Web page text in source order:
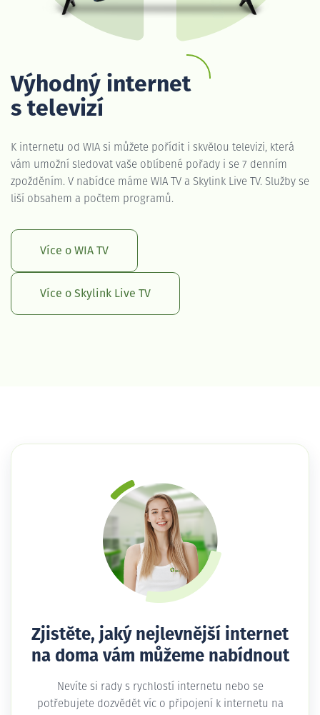
Výhodný internet
s televizí
K internetu od WIA si můžete pořídit i skvělou televizi, která
vám umožní sledovat vaše oblíbené pořady i se 7 denním
zpožděním. V nabídce máme WIA TV a Skylink Live TV. Služby se
liší obsahem a počtem programů.
Více o WIA TV
Více o Skylink Live TV
Zjistěte, jaký nejlevnější internet
na doma vám můžeme nabídnout
Nevíte si rady s rychlostí internetu nebo se
potřebujete dozvědět víc o připojení k internetu na